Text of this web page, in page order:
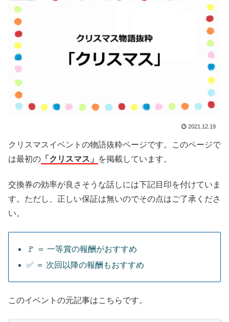
2021.12.19
クリスマスイベントの物語抜粋ページです。このページで
は最初の 「クリスマス」 を掲載しています。
交換券の効率が良さそうな話しには下記目印を付けていま
す。ただし、正しい保証は無いのでその点はご了承くださ
い。
🚩 ＝ 一等賞の報酬がおすすめ
✅ ＝ 次回以降の報酬もおすすめ
このイベントの元記事はこちらです。